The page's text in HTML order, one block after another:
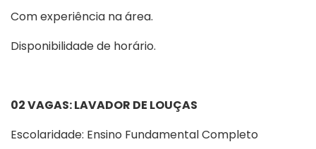
Com experiência na área.
Disponibilidade de horário.
02 VAGAS: LAVADOR DE LOUÇAS
Escolaridade: Ensino Fundamental Completo